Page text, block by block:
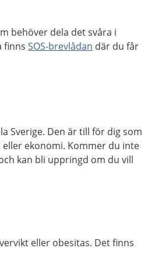
behöver dela det svåra i
finnsSOS-brevlådan där du får
Sverige. Den är till för dig som
ekonomi. Kommer du inte
kan bli uppringd om du vill
eller obesitas. Det finns